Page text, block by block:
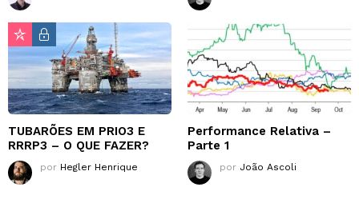
TUBARÕES EM PRIO3 E
RRRP3 – O QUE FAZER?
por Hegler Henrique
Performance Relativa –
Parte 1
por João Ascoli